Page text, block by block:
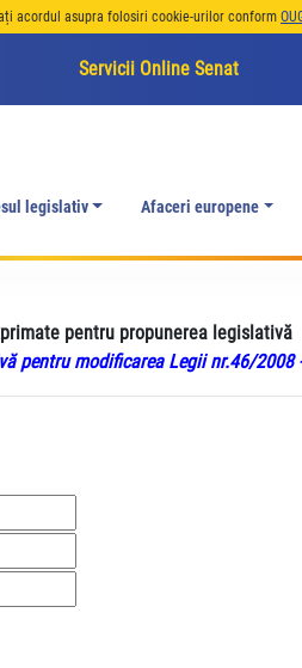
acordul asupra folosiri cookie-urilor conform
Servicii Online Senat
legislativ Afaceri europene
pentru propunerea legislativă
pentru modificarea Legii nr.46/2008